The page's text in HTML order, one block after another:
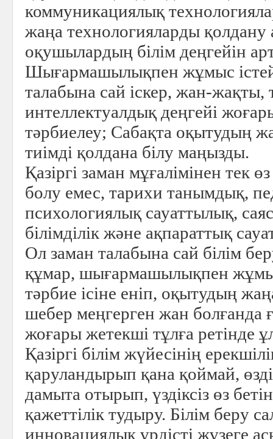
коммуникациялық
жаңа технологияларды
оқушылардың білім деңгейін
Шығармашылықпен жұмыс
талабына сай іскер, жан-жақты,
интеллектуалдық деңгейі
тәрбиелеу; Сабақта оқытудың
тиімді қолдана білу маңызды.
Қазіргі заман мұғалімінен тек
болу емес, тарихи танымдық,
психологиялық сауаттылық,
білімділік және ақпараттық
Ол заман талабына сай білім
құмар, шығармашылықпен
тәрбие ісіне еніп, оқытудың
шебер меңгерген жан болғанда
жоғары жетекші тұлға ретінде
Қазіргі білім жүйесінің
қаруландырып қана қоймай,
дамыта отырып, үздіксіз өз
қажеттілік тудыру. Бiлiм беру
инновациялық үрдiстi жүзеге